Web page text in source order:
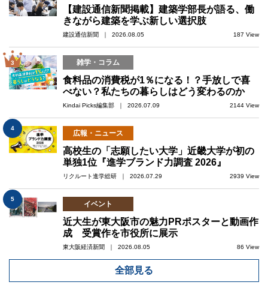
【建設通信新聞掲載】建築学部長が語る、働
きながら建築を学ぶ新しい選択肢
建設通信新聞 ｜ 2026.08.05 187 View
3 雑学・コラム
食料品の消費税が1％になる！？手放しで喜
べない？私たちの暮らしはどう変わるのか
Kindai Picks編集部 ｜ 2026.07.09 2144 View
4
広報・ニュース
高校生の「志願したい大学」近畿大学が初の
単独1位『進学ブランド力調査 2026』
リクルート進学総研 ｜ 2026.07.29 2939 View
5
イベント
近大生が東大阪市の魅力PRポスターと動画作
成 受賞作を市役所に展示
東大阪経済新聞 ｜ 2026.08.05 86 View
全部見る